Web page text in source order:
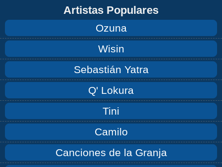
Artistas Populares
Ozuna
Wisin
Sebastián Yatra
Q' Lokura
Tini
Camilo
Canciones de la Granja